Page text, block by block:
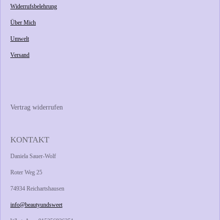
Widerrufsbelehrung
Über Mich
Umwelt
Versand
Vertrag widerrufen
KONTAKT
Daniela Sauer-Wolf
Roter Weg 25
74934 Reichartshausen
info@beautyundsweet